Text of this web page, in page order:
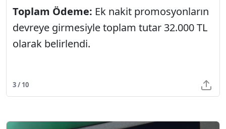
Toplam Ödeme: Ek nakit promosyonların
devreye girmesiyle toplam tutar 32.000 TL
olarak belirlendi.
3 / 10